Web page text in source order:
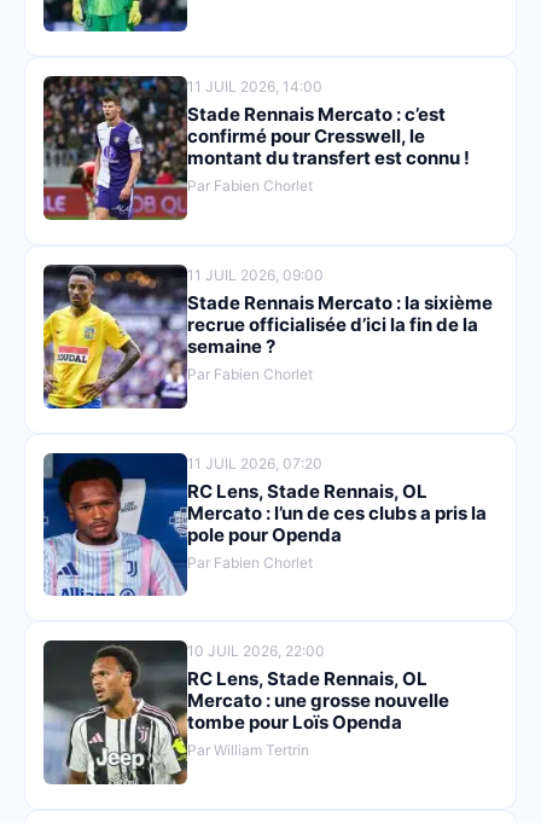
11 JUIL 2026, 14:00
Stade Rennais Mercato : c’est
confirmé pour Cresswell, le
montant du transfert est connu !
Par Fabien Chorlet
11 JUIL 2026, 09:00
Stade Rennais Mercato : la sixième
recrue officialisée d’ici la fin de la
semaine ?
Par Fabien Chorlet
11 JUIL 2026, 07:20
RC Lens, Stade Rennais, OL
Mercato : l’un de ces clubs a pris la
pole pour Openda
Par Fabien Chorlet
10 JUIL 2026, 22:00
RC Lens, Stade Rennais, OL
Mercato : une grosse nouvelle
tombe pour Loïs Openda
Par William Tertrin